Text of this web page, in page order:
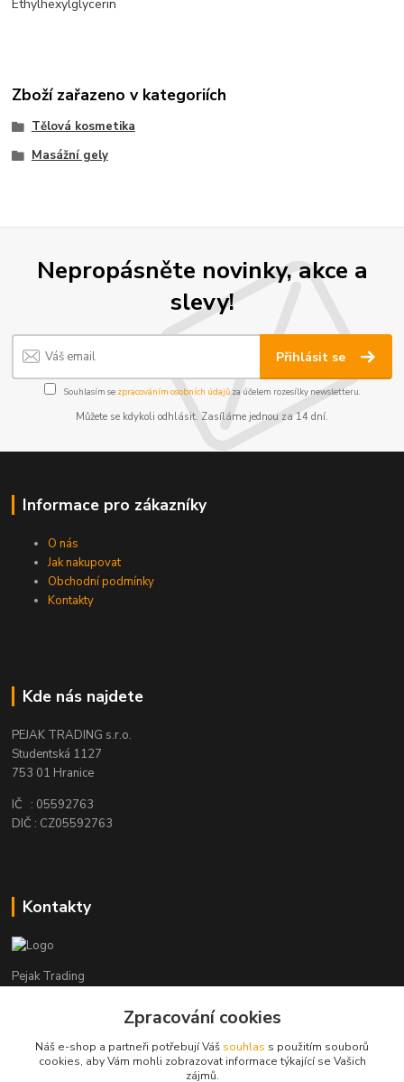
Ethylhexylglycerin
Zboží zařazeno v kategoriích
Tělová kosmetika
Masážní gely
Nepropásněte novinky, akce a
slevy!
Přihlásit se
Souhlasím se zpracováním osobních údajůza účelem rozesílky newsletteru.
Můžete se kdykoli odhlásit. Zasíláme jednou za 14 dní.
Informace pro zákazníky
O nás
Jak nakupovat
Obchodní podmínky
Kontakty
Kde nás najdete
PEJAK TRADING s.r.o.
Studentská 1127
753 01 Hranice
IČ : 05592763
DIČ : CZ05592763
Kontakty
Pejak Trading
+ 420 724 280 132
(Po-Pá, 8-16 hod.)
Zpracování cookies
Náš e-shop a partneři potřebují Váš souhlas s použitím souborů
cookies, aby Vám mohli zobrazovat informace týkající se Vašich
zájmů.